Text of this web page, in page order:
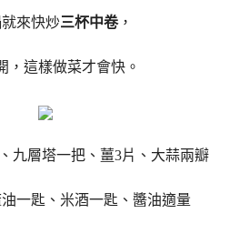
來快炒三杯中卷，
，這樣做菜才會快。
九層塔一把、薑3片、大蒜兩瓣
一匙、米酒一匙、醬油適量